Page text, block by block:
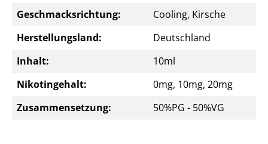
Geschmacksrichtung:
Cooling, Kirsche
Herstellungsland:
Deutschland
Inhalt:
10ml
Nikotingehalt:
0mg, 10mg, 20mg
Zusammensetzung:
50%PG - 50%VG